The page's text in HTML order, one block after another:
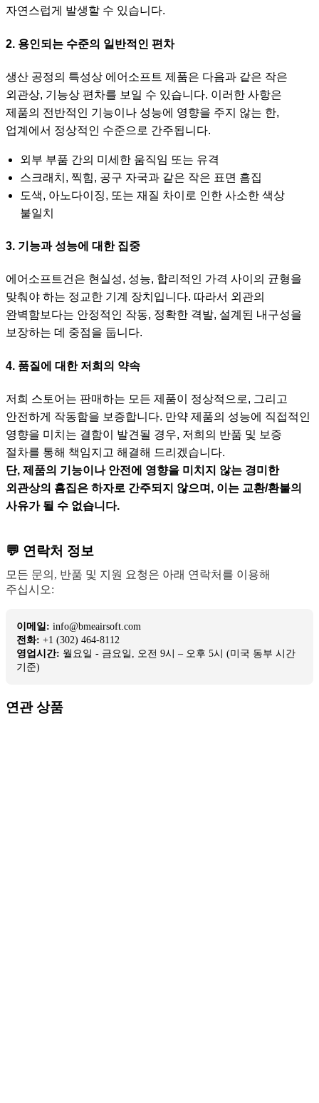
자연스럽게 발생할 수 있습니다.
2. 용인되는 수준의 일반적인 편차
생산 공정의 특성상 에어소프트 제품은 다음과 같은 작은
외관상, 기능상 편차를 보일 수 있습니다. 이러한 사항은
제품의 전반적인 기능이나 성능에 영향을 주지 않는 한,
업계에서 정상적인 수준으로 간주됩니다.
외부 부품 간의 미세한 움직임 또는 유격
스크래치, 찍힘, 공구 자국과 같은 작은 표면 흠집
도색, 아노다이징, 또는 재질 차이로 인한 사소한 색상
불일치
3. 기능과 성능에 대한 집중
에어소프트건은 현실성, 성능, 합리적인 가격 사이의 균형을
맞춰야 하는 정교한 기계 장치입니다. 따라서 외관의
완벽함보다는 안정적인 작동, 정확한 격발, 설계된 내구성을
보장하는 데 중점을 둡니다.
4. 품질에 대한 저희의 약속
저희 스토어는 판매하는 모든 제품이 정상적으로, 그리고
안전하게 작동함을 보증합니다. 만약 제품의 성능에 직접적인
영향을 미치는 결함이 발견될 경우, 저희의 반품 및 보증
절차를 통해 책임지고 해결해 드리겠습니다.
단, 제품의 기능이나 안전에 영향을 미치지 않는 경미한
외관상의 흠집은 하자로 간주되지 않으며, 이는 교환/환불의
사유가 될 수 없습니다.
💬 연락처 정보
모든 문의, 반품 및 지원 요청은 아래 연락처를 이용해
주십시오:
이메일: info@bmeairsoft.com
전화: +1 (302) 464-8112
영업시간: 월요일 - 금요일, 오전 9시 – 오후 5시 (미국 동부 시간
기준)
연관 상품